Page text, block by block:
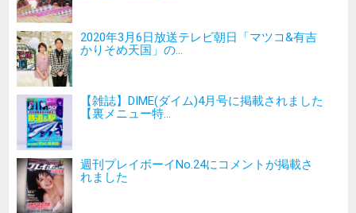
2020年3月6日放送テレビ朝日「マツコ&有吉
かりそめ天国」の...
【雑誌】DIME(ダイム)4月号に掲載されました
【裏メニュー特...
週刊プレイボーイNo.24にコメントが掲載さ
れました